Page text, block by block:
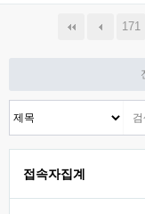
171
접속자집계